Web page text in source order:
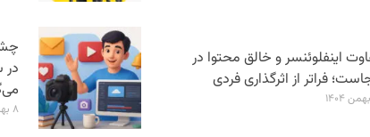
اینفلوئنسر و خالق محتوا در
فراتر از اثرگذاری فردی
۸ بهمن ۱۴۰۴